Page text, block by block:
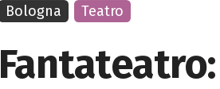
Bologna Teatro